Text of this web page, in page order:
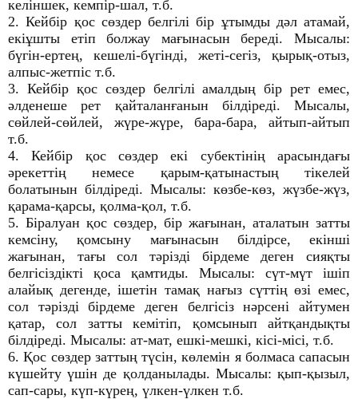
келіншек, кемпір-шал, т.б.
2. Кейбір қос сөздер белгілі бір ұтымды дәл атамай,
екіұшты етіп болжау мағынасын береді. Мысалы:
бүгін-ертең, кешелі-бүгінді, жеті-сегіз, қырық-отыз,
алпыс-жетпіс т.б.
3. Кейбір қос сөздер белгілі амалдың бір рет емес,
әлденеше рет қайталанғанын білдіреді. Мысалы,
сөйлей-сөйлей, жүре-жүре, бара-бара, айтып-айтып
т.б.
4. Кейбір қос сөздер екі субектінің арасындағы
әрекеттің немесе қарым-қатынастың тікелей
болатынын білдіреді. Мысалы: көзбе-көз, жүзбе-жүз,
қарама-қарсы, қолма-қол, т.б.
5. Біралуан қос сөздер, бір жағынан, аталатын затты
кемсіну, қомсыну мағынасын білдірсе, екінші
жағынан, тағы сол тәрізді бірдеме деген сияқты
белгісіздікті қоса қамтиды. Мысалы: сүт-мүт ішіп
алайық дегенде, ішетін тамақ нағыз сүттің өзі емес,
сол тәрізді бірдеме деген белгісіз нәрсені айтумен
қатар, сол затты кемітіп, қомсынып айтқандықты
білдіреді. Мысалы: ат-мат, ешкі-мешкі, кісі-місі, т.б.
6. Қос сөздер заттың түсін, көлемін я болмаса сапасын
күшейту үшін де қолданылады. Мысалы: қып-қызыл,
сап-сары, күп-күрең, үлкен-үлкен т.б.